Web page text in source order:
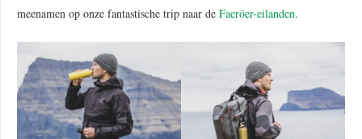
meenamen op onze fantastische trip naar de Faeröer-eilanden.